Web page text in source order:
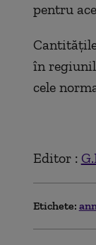
pentru
în
cele
Editor :
Etichete: